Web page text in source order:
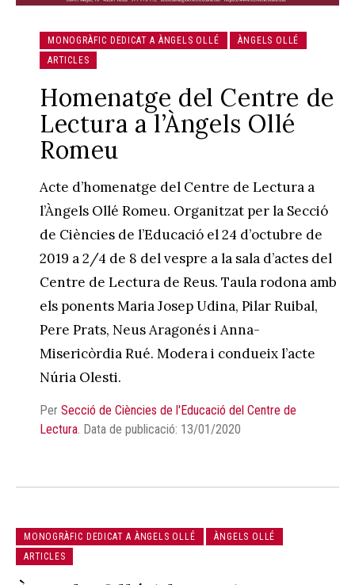
MONOGRÀFIC DEDICAT A ÀNGELS OLLÉ
ÀNGELS OLLÉ
ARTICLES
Homenatge del Centre de
Lectura a l’Àngels Ollé
Romeu
Acte d’homenatge del Centre de Lectura a
l’Àngels Ollé Romeu. Organitzat per la Secció
de Ciències de l’Educació el 24 d’octubre de
2019 a 2/4 de 8 del vespre a la sala d’actes del
Centre de Lectura de Reus. Taula rodona amb
els ponents Maria Josep Udina, Pilar Ruibal,
Pere Prats, Neus Aragonés i Anna-
Misericòrdia Rué. Modera i condueix l’acte
Núria Olesti.
Per Secció de Ciències de l'Educació del Centre de
Lectura. Data de publicació: 13/01/2020
MONOGRÀFIC DEDICAT A ÀNGELS OLLÉ
ÀNGELS OLLÉ
ARTICLES